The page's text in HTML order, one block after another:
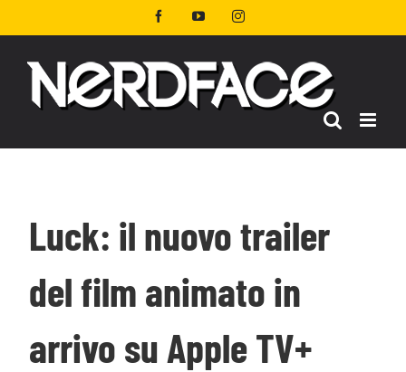
al
FacebookYouTubeInstagram
Luck: il nuovo trailer
del film animato in
arrivo su Apple TV+